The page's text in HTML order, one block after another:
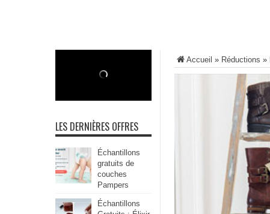
Accueil » Réductions »
LES DERNIÈRES OFFRES
Échantillons
gratuits de
couches
Pampers
Échantillons